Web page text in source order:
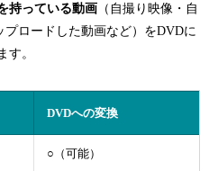
持っている動画 （自撮り映像・自
プロードした動画など）をDVDに
す。
DVDへの変換
○（可能）